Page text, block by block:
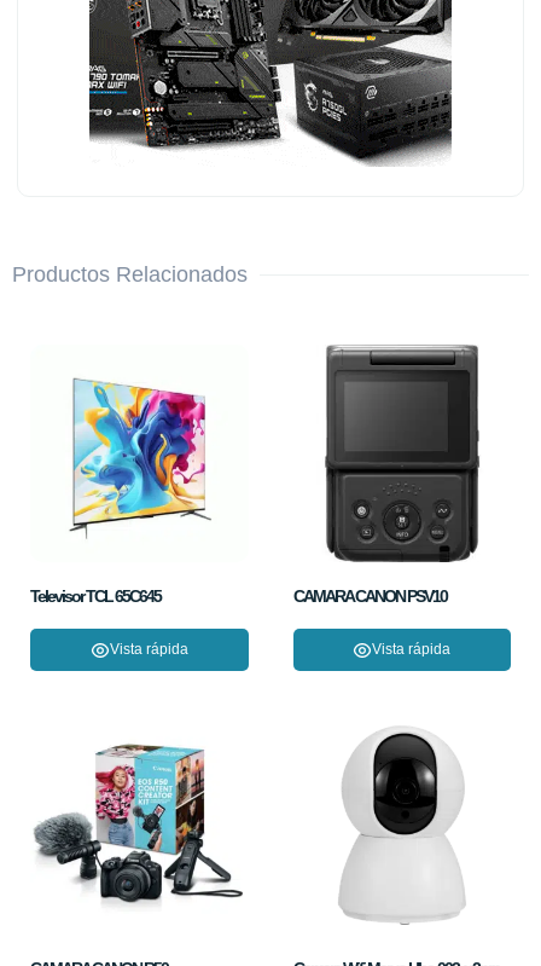
Productos Relacionados
Televisor TCL 65C645
Vista rápida
CAMARA CANON PSV10
Vista rápida